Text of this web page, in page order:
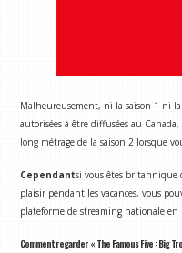
Malheureusement, ni la saison 1 ni
autorisées à être diffusées au
long métrage de la saison 2 lorsque
Cependantsi vous êtes britannique
plaisir pendant les vacances, vous
plateforme de streaming nationale
Comment regarder « The Famous Five : Big